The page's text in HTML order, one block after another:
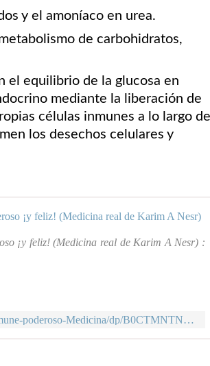
y el amoníaco en urea.
de carbohidratos,
el equilibrio de la glucosa en
mediante la liberación de
células inmunes a lo largo de
los desechos celulares y
¡y feliz! (Medicina real de Karim A Nesr) :
https://www.amazon.es/Secretos-sistema-inmune-poderoso-Medicina/dp/B0CTMNTNNK